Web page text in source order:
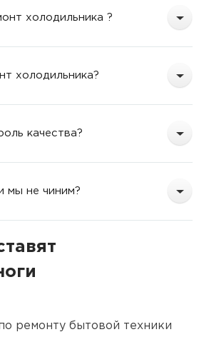
холодильника ?
холодильника?
качества?
мы не чиним?
ремонту бытовой техники